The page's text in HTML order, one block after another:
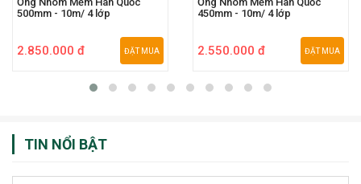
500mm - 10m/ 4 lớp
2.850.000 đ ĐẶT MUA
450mm - 10m/ 4 lớp
2.550.000 đ ĐẶT MUA
TIN NỔI BẬT